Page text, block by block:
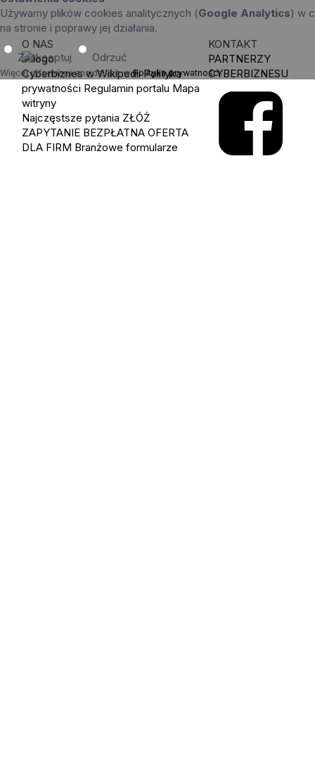
Używamy plików cookies analitycznych (Google Analytics) w
na stronie i poprawy jej działania.
Zaakceptuj Odrzuć
Więcej informacji znajdziesz wPolityka prywatności.
O NAS
Cyberbiznes w Wikipedii Polityka
prywatności Regulamin portalu Mapa
witryny
Najczęstsze pytania ZŁÓŻ
ZAPYTANIE BEZPŁATNA OFERTA
DLA FIRM Branżowe formularze
KONTAKT
PARTNERZY
CYBERBIZNESU